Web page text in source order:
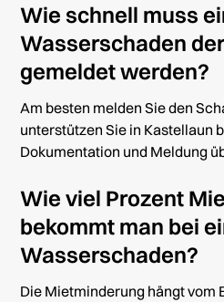
Wie schnell muss
Wasserschaden
gemeldet werden?
Am besten melden Sie den
unterstützen Sie in Kastellaun
Dokumentation und Meldung
Wie viel Prozent
bekommt man bei
Wasserschaden?
Die Mietminderung hängt vom